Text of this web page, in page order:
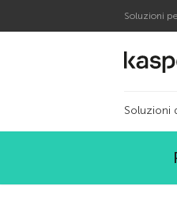
Soluzioni
Soluzioni